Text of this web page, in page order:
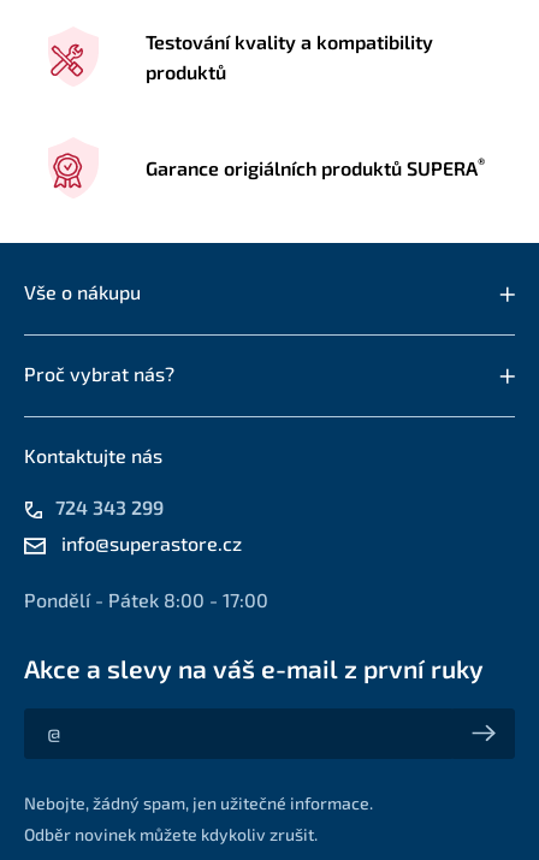
Testování kvality a kompatibility
produktů
Garance origiálních produktů SUPERA®
Vše o nákupu
Proč vybrat nás?
Kontaktujte nás
724 343 299
info@superastore.cz
Pondělí - Pátek 8:00 - 17:00
Akce a slevy na váš e-mail z první ruky
Akce a slevy na váš e-mail z první ruky
Nebojte, žádný spam, jen užitečné informace.
Odběr novinek můžete kdykoliv zrušit.